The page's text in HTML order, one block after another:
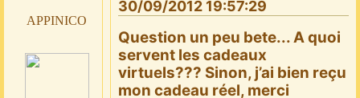
appinico
30/09/2012 19:57:29
Question un peu bete... A quoi
servent les cadeaux
virtuels??? Sinon, j’ai bien reçu
mon cadeau réel, merci